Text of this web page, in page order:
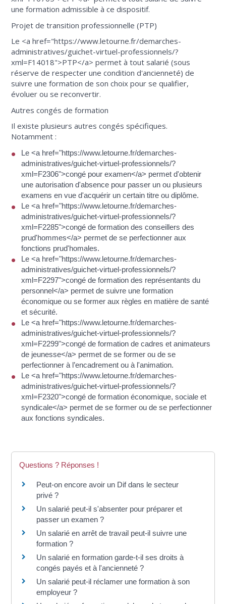
une formation admissible à ce dispositif.
Projet de transition professionnelle (PTP)
Le <a href="https://www.letourne.fr/demarches-
administratives/guichet-virtuel-professionnels/?
xml=F14018">PTP</a> permet à tout salarié (sous
réserve de respecter une condition d'ancienneté) de
suivre une formation de son choix pour se qualifier,
évoluer ou se reconvertir.
Autres congés de formation
Il existe plusieurs autres congés spécifiques.
Notamment :
Le <a href="https://www.letourne.fr/demarches-
administratives/guichet-virtuel-professionnels/?
xml=F2306">congé pour examen</a> permet d'obtenir
une autorisation d'absence pour passer un ou plusieurs
examens en vue d'acquérir un certain titre ou diplôme.
Le <a href="https://www.letourne.fr/demarches-
administratives/guichet-virtuel-professionnels/?
xml=F2285">congé de formation des conseillers des
prud'hommes</a> permet de se perfectionner aux
fonctions prud'homales.
Le <a href="https://www.letourne.fr/demarches-
administratives/guichet-virtuel-professionnels/?
xml=F2297">congé de formation des représentants du
personnel</a> permet de suivre une formation
économique ou se former aux règles en matière de santé
et sécurité.
Le <a href="https://www.letourne.fr/demarches-
administratives/guichet-virtuel-professionnels/?
xml=F2299">congé de formation de cadres et animateurs
de jeunesse</a> permet de se former ou de se
perfectionner à l’encadrement ou à l'animation.
Le <a href="https://www.letourne.fr/demarches-
administratives/guichet-virtuel-professionnels/?
xml=F2320">congé de formation économique, sociale et
syndicale</a> permet de se former ou de se perfectionner
aux fonctions syndicales.
Questions ? Réponses !
Peut-on encore avoir un Dif dans le secteur
privé ?
Un salarié peut-il s'absenter pour préparer et
passer un examen ?
Un salarié en arrêt de travail peut-il suivre une
formation ?
Un salarié en formation garde-t-il ses droits à
congés payés et à l'ancienneté ?
Un salarié peut-il réclamer une formation à son
employeur ?